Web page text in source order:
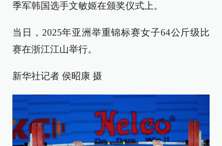
季军韩国选手文敏姬在颁奖仪式上。
当日，2025年亚洲举重锦标赛女子64公斤级比
赛在浙江江山举行。
新华社记者 侯昭康 摄